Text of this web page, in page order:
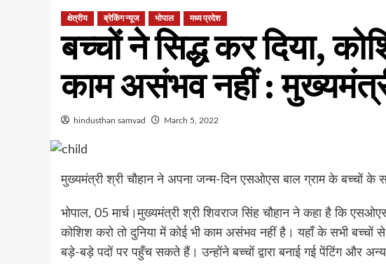
क्षेत्रीय ब्रेकिंग न्यूज भोपाल मध्य प्रदेश
बच्चों ने सिद्ध कर दिया,
काम असंभव नहीं :
hindusthan samvad March 5, 2022
मुख्यमंत्री श्री चौहान ने अपना जन्म-दिन एसओएस बाल ग्राम के बच्चों के
भोपाल, 05 मार्च।मुख्यमंत्री श्री शिवराज सिंह चौहान ने कहा है कि
कोशिश करो तो दुनिया में कोई भी काम असंभव नहीं है। यहाँ के सभी बच्चों
बड़े-बड़े पदों पर पहुँच सकते हैं। उन्होंने बच्चों द्वारा बनाई गई पेंटिंग और